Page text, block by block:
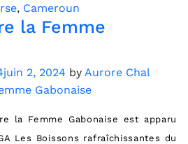
, Cameroun
la Femme
juin 2, 2024 by Aurore Chal
la Femme Gabonaise est apparu
Les Boissons rafraîchissantes du